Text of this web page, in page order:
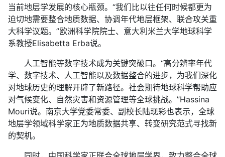
当前地层学发展的核心瓶颈。“我们比以往任何时候都更为
迫切地需要整合地质数据、协调年代地层框架、联合攻关重
大科学议题。”欧洲科学院院士、意大利米兰大学地球科学
系教授Elisabetta Erba说。
人工智能等数字技术成为关键突破口。“高分辨率年代
学、数字技术、人工智能以及数据整合的进步，为我们深化
对地球历史的理解开辟了新路径。社会期待地球科学帮助应
对气候变化、自然灾害和资源管理等全球挑战。”Hassina
Mouri说。南京大学党委常委、副校长陆现彩也表示，全球
地层学领域科学家正为地质数据共享、转变研究范式寻找新
的契机。